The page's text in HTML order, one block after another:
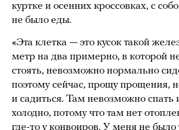
куртке и осенних кроссовках, с
не было еды.
«Эта клетка — это кусок такой
метр на два примерно, в которой
стоять, невозможно нормально
поэтому сейчас, прощу прощения,
и садиться. Там невозможно спать
холодно, потому что там нет
где-то у конвоиров. У меня не